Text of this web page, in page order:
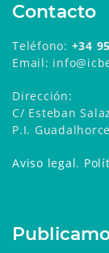
Contacto
Teléfono: +34
Email:
Dirección:
C/ Esteban
P.I.
Aviso legal.